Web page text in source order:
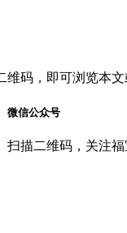
码，即可浏览本文
微信公众号
扫描二维码，关注